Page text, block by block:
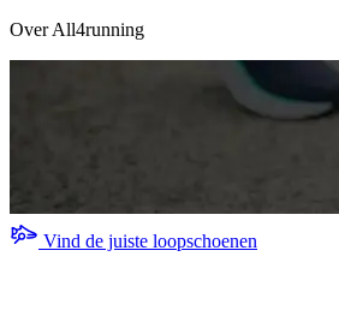
Over All4running
Vind de juiste loopschoenen